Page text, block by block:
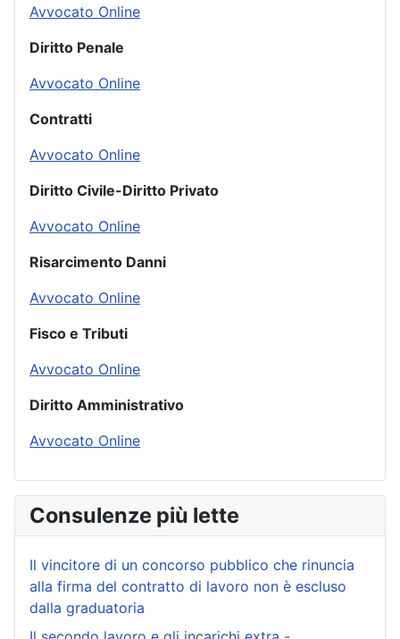
Avvocato Online
Diritto Penale
Avvocato Online
Contratti
Avvocato Online
Diritto Civile-Diritto Privato
Avvocato Online
Risarcimento Danni
Avvocato Online
Fisco e Tributi
Avvocato Online
Diritto Amministrativo
Avvocato Online
Consulenze più lette
Il vincitore di un concorso pubblico che rinuncia
alla firma del contratto di lavoro non è escluso
dalla graduatoria